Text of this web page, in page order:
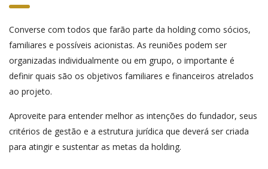
Converse com todos que farão parte da holding como sócios,
familiares e possíveis acionistas. As reuniões podem ser
organizadas individualmente ou em grupo, o importante é
definir quais são os objetivos familiares e financeiros atrelados
ao projeto.
Aproveite para entender melhor as intenções do fundador, seus
critérios de gestão e a estrutura jurídica que deverá ser criada
para atingir e sustentar as metas da holding.